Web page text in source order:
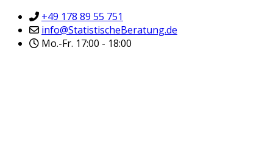
+49 178 89 55 751
info@StatistischeBeratung.de
Mo.-Fr. 17:00 - 18:00